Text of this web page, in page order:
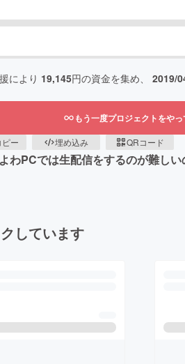
により 19,145円の資金を集め、 2019/
もう一度プロジェクトをや
ー 埋め込み QRコード
PCでは生配信をするのが難し
しています